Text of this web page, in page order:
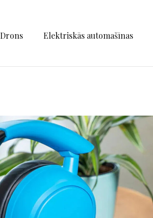
Drons Elektriskās automašīnas